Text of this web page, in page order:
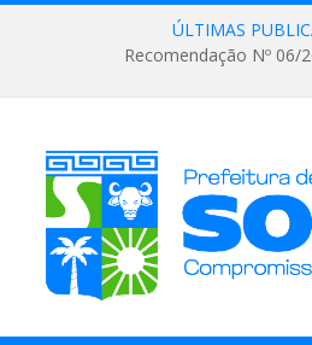
ÚLTIMAS
Recomendação Nº 06/